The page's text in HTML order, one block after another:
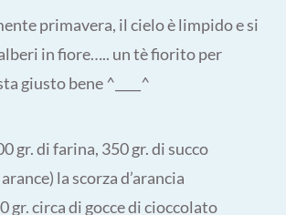
primavera, il cielo è limpido e si
in fiore….. un tè fiorito per
giusto bene ^____^
gr. di farina, 350 gr. di succo
la scorza d’arancia
gr. circa di gocce di cioccolato